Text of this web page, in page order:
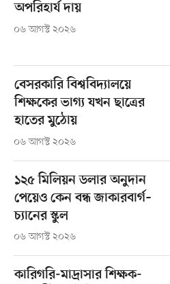
অপরিহার্য দায়
০৬ আগস্ট ২০২৬
বেসরকারি বিশ্ববিদ্যালয়ে
শিক্ষকের ভাগ্য যখন ছাত্রের
হাতের মুঠোয়
০৬ আগস্ট ২০২৬
১২৫ মিলিয়ন ডলার অনুদান
পেয়েও কেন বন্ধ জাকারবার্গ–
চ্যানের স্কুল
০৬ আগস্ট ২০২৬
কারিগরি-মাদ্রাসার শিক্ষক-